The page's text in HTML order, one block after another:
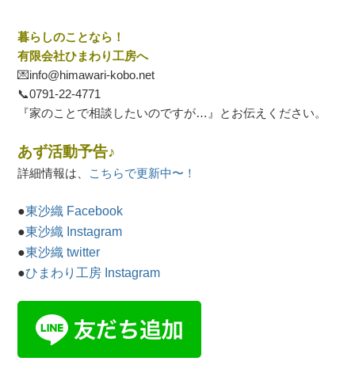
暮らしのことなら！
有限会社ひまわり工房へ
💌info@himawari-kobo.net
📞0791-22-4771
『家のことで相談したいのですが…』とお伝えください。
あず活動予告♪
詳細情報は、 こちらで更新中〜！
●東沙織 Facebook
●東沙織 Instagram
●東沙織 twitter
●ひまわり工房 Instagram